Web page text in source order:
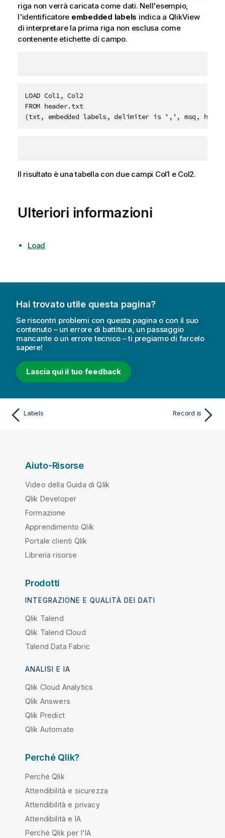
riga non verrà caricata come dati. Nell'esempio,
l'identificatore embedded labels indica a QlikView
di interpretare la prima riga non esclusa come
contenente etichette di campo.
LOAD Col1, Col2
FROM header.txt
(txt, embedded labels, delimiter is ',', msq,
Il risultato è una tabella con due campi Col1 e Col2.
Ulteriori informazioni
Load
Hai trovato utile questa pagina?
Se riscontri problemi con questa pagina o con il suo
contenuto – un errore di battitura, un passaggio
mancante o un errore tecnico – ti pregiamo di farcelo
sapere!
Lascia qui il tuo feedback
Labels Record is
Aiuto-Risorse
Video della Guida di Qlik
Qlik Developer
Formazione
Apprendimento Qlik
Portale clienti Qlik
Libreria risorse
Prodotti
INTEGRAZIONE E QUALITÀ DEI DATI
Qlik Talend
Qlik Talend Cloud
Talend Data Fabric
ANALISI E IA
Qlik Cloud Analytics
Qlik Answers
Qlik Predict
Qlik Automate
Perché Qlik?
Perché Qlik
Attendibilità e sicurezza
Attendibilità e privacy
Attendibilità e IA
Perché Qlik per l'IA